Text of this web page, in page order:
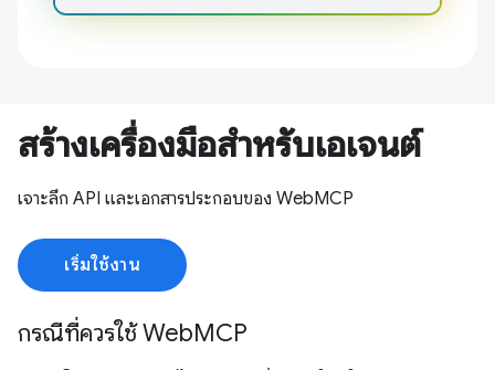
สร้างเครื่องมือสำหรับเอเจนต์
เจาะลึก API และเอกสารประกอบของ WebMCP
เริ่มใช้งาน
กรณีที่ควรใช้ WebMCP